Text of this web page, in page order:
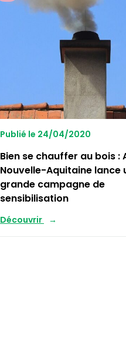
Publié le 24/04/2020
Bien se chauffer au bois :
Nouvelle-Aquitaine lance
grande campagne de
sensibilisation
Découvrir